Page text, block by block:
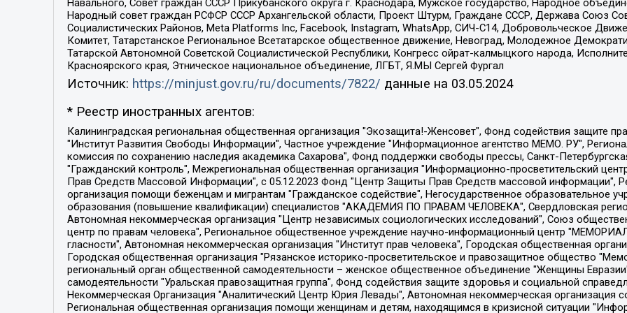
Навального, Совет граждан СССР Прикубанского округа г. Краснодара, Мужское государство, Народное
Народный совет граждан РСФСР СССР Архангельской области, Проект Штурм, Граждане СССР, Держава Союз
Социалистических Районов, Meta Platforms Inc, Facebook, Instagram, WhatsApp, СИЧ-С14, Добровольческое
Комитет, Татарстанское Региональное Всетатарское общественное движение, Невоград, Молодежное
Татарской Автономной Советской Социалистической Республики, Конгресс ойрат-калмыцкого народа,
Красноярского края, Этническое национальное объединение, ЛГБТ, Я.МЫ Сергей Фургал
Источник: https://minjust.gov.ru/ru/documents/7822/ данные на 03.05.2024
* Реестр иностранных агентов:
Калининградская региональная общественная организация "Экозащита!-Женсовет", Фонд содействия защите прав и свобод граждан "Общественный вердикт", Фонд "Институт Развития Свободы Информации", Частное учреждение "Информационное агентство МЕМО. РУ", Региональная общественная организация "Общественная комиссия по сохранению наследия академика Сахарова", Фонд поддержки свободы прессы, Санкт-Петербургская общественная правозащитная организация "Гражданский контроль", Межрегиональная общественная организация "Информационно-просветительский центр "Мемориал", Региональный Фонд "Центр Защиты Прав Средств Массовой Информации", с 05.12.2023 Фонд "Центр Защиты Прав Средств массовой информации", Региональная общественная благотворительная организация помощи беженцам и мигрантам "Гражданское содействие", Негосударственное образовательное учреждение дополнительного профессионального образования (повышение квалификации) специалистов "АКАДЕМИЯ ПО ПРАВАМ ЧЕЛОВЕКА", Свердловская региональная общественная организация "Сутяжник", Автономная некоммерческая организация "Центр независимых социологических исследований", Союз общественных объединений "Российский исследовательский центр по правам человека", Региональное общественное учреждение научно-информационный центр "МЕМОРИАЛ", Некоммерческая организация "Фонд защиты гласности", Автономная некоммерческая организация "Институт прав человека", Городская общественная организация "Екатеринбургское общество "МЕМОРИАЛ", Городская общественная организация "Рязанское историко-просветительское и правозащитное общество "Мемориал" (Рязанский Мемориал), Челябинский региональный орган общественной самодеятельности – женское общественное объединение "Женщины Евразии", Челябинский региональный орган общественной самодеятельности "Уральская правозащитная группа", Фонд содействия защите здоровья и социальной справедливости имени Андрея Рылькова, Автономная Некоммерческая Организация "Аналитический Центр Юрия Левады", Автономная некоммерческая организация социальной поддержки населения "Проект Апрель", Региональная общественная организация помощи женщинам и детям, находящимся в кризисной ситуации "Информационно-методический центр "Анна", Фонд содействия развитию массовых коммуникаций и правовому просвещению "Так-так-Так", Фонд содействия устойчивому развитию "Серебряная тайга", Свердловский региональный общественный фонд социальных проектов "Новое время", "Idel.Реалии", Кавказ.Реалии, Крым.Реалии, Телеканал Настоящее Время, Татаро-башкирская служба Радио Свобода (Azatliq Radiosi), Радио Свободная Европа/Радио Свобода (PCE/PC), "Сибирь.Реалии", "Фактограф", Благотворительный фонд помощи осужденным и их семьям, Автономная некоммерческая организация "Институт глобализации и социальных движений", Фонд "В защиту прав заключенных", Частное учреждение "Центр поддержки и содействия развитию средств массовой информации", Пензенский региональный общественный благотворительный фонд "Гражданский союз", "Север.Реалии", Некоммерческая организация Фонд "Правовая инициатива", Общество с ограниченной ответственностью "Радио Свободная Европа/Радио Свобода", Чешское информационное агентство "MEDIUM-ORIENT", Красноярская региональная общественная организация "Мы против СПИДа", Камалягин Денис Николаевич, Маркелов Сергей Евгеньевич, Пономарев Лев Александрович, Савицкая Людмила Алексеевна, Автономная некоммерческая организация "Центр по работе с проблемой насилия "НАСИЛИЮ.НЕТ", Межрегиональный профессиональный союз работников здравоохранения "Альянс врачей", Юридическое лицо, зарегистрированное в Латвийской Республике, SIA "Medusa Project" (регистрационный номер 40103797863, дата регистрации 10.06.2014), Некоммерческая организация "Фонд по борьбе с коррупцией", Автономная некоммерческая организация "Институт права и публичной политики", Баданин Роман Сергеевич, Гликин Максим Александрович, Железнова Мария Михайловна, Лукьянова Юлия Сергеевна, Маетная Елизавета Витальевна, Маняхин Петр Борисович, Чуракова Ольга Владимировна, Ярош Юлия Петровна, Юридическое лицо "The Insider SIA", зарегистрированное в Риге, Латвийская Республика (дата регистрации 26.06.2015), являющееся администратором доменного имени интернет-издания "The Insider SIA", https://theins.ru, Постернак Алексей Евгеньевич, Рубин Михаил Аркадьевич, Анин Роман Александрович, Юридическое лицо Istories fonds, зарегистрированное в Латвийской Республике (регистрационный номер 50008295751, дата регистрации 24.02.2020), Великовский Дмитрий Александрович, Долинина Ирина Николаевна, Мароховская Алеся Алексеевна, Шлейнов Роман Юрьевич, Шмагун Олеся Валентиновна, Общество с ограниченной ответственностью "Альтаир 2021", Общество с ограниченной ответственностью "Вега 2021", Общество с ограниченной ответственностью "Главный редактор 2021", Общество с ограниченной ответственностью "Ромашки монолит", Важенков Артем Валерьевич, Ивановская областная общественная организация "Центр гендерных исследований", Гурман Юрий Альбертович, Медиапроект "ОВД-Инфо", Егоров Владимир Владимирович, Жилинский Владимир Александрович, Общество с ограниченной ответственностью "ЗП", Иванова София Юрьевна, Карезина Инна Павловна, Кильтау Екатерина Викторовна, Петров Алексей Викторович, Пискунов Сергей Евгеньевич, Смирнов Сергей Сергеевич, Тихонов Михаил Сергеевич, Общество с ограниченной ответственностью "ЖУРНАЛИСТ-ИНОСТРАННЫЙ АГЕНТ", Арапова Галина Юрьевна, Вольтская Татьяна Анатольевна, Американская компания "Mason G.E.S. Anonymous Foundation" (США), являющаяся владельцем интернет-издания https://mnews.world/, Компания "Stichting Bellingcat", зарегистрированная в Нидерландах (дата регистрации 11.07.2018), Захаров Андрей Вячеславович, Клепиковская Екатерина Дмитриевна, Общество с ограниченной ответственностью "МЕМО", Перл Роман Александрович, Симонов Евгений Алексеевич, Соловьева Елена Анатольевна, Сотников Даниил Владимирович, Сурначева Елизавета Дмитриевна, Автономная некоммерческая организация по защите прав человека и информированию населения "Якутия – Наше Мнение", Общество с ограниченной ответственностью "Москоу диджитал медиа", с 26.01.2023 Общество с ограниченной ответственностью "Чайка Белые сады", Ветошкина Валерия Валерьевна, Заговора Максим Александрович, Межрегиональное общественное движение "Российская ЛГБТ - сеть", Оленичев Максим Владимирович, Павлов Иван Юрьевич, Скворцова Елена Сергеевна, Общество с ограниченной ответственностью "Как бы инагент", Кочетков Игорь Викторович, Общество с ограниченной ответственностью "Честные выборы", Еланчик Олег Александрович, Общество с ограниченной ответственностью "Нобелевский призыв", Гималова Регина Эмилевна, Григорьев Андрей Валерьевич, Григорьева Алина Александровна, Ассоциация по содействию защите прав призывников, альтернативнослужащих и военнослужащих "Правозащитная группа